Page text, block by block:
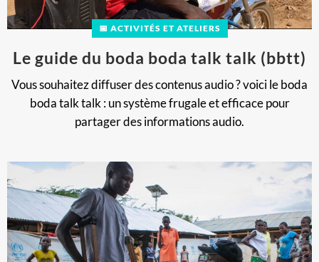
📅 ACTIVITÉS ET ATELIERS
Le guide du boda boda talk talk (bbtt)
Vous souhaitez diffuser des contenus audio ? voici le boda
boda talk talk : un système frugale et efficace pour
partager des informations audio.